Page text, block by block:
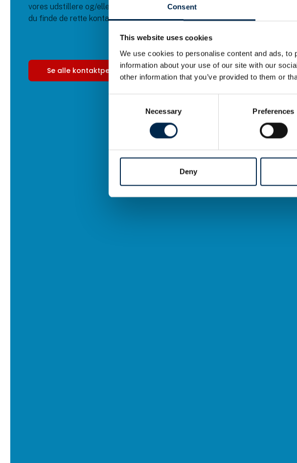
Consent
This website uses cookies
We use cookies to personalise content and ads,
information about your use of our site with our
other information that you’ve provided to them or
Necessary Preferences
Deny
vores udstillere og/eller deres forskellige events kan
du finde de rette kontaktpersoner pr. virksomhed her.
Se alle kontaktpersoner